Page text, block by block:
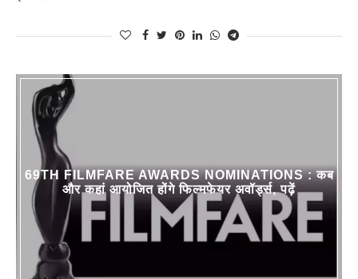
69TH FILMFARE AWARDS NOMINATIONS : कब
और कहां आयोजित होंगे फिल्मफेयर अवॉर्ड्स, पढ़ें